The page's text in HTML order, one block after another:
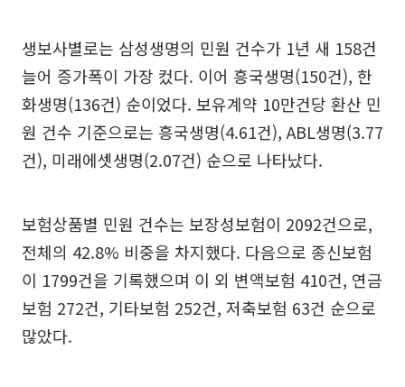
생보사별로는 삼성생명의 민원 건수가 1년 새 158건
늘어 증가폭이 가장 컸다. 이어 흥국생명(150건), 한
화생명(136건) 순이었다. 보유계약 10만건당 환산 민
원 건수 기준으로는 흥국생명(4.61건), ABL생명(3.77
건), 미래에셋생명(2.07건) 순으로 나타났다.
보험상품별 민원 건수는 보장성보험이 2092건으로,
전체의 42.8% 비중을 차지했다. 다음으로 종신보험
이 1799건을 기록했으며 이 외 변액보험 410건, 연금
보험 272건, 기타보험 252건, 저축보험 63건 순으로
많았다.